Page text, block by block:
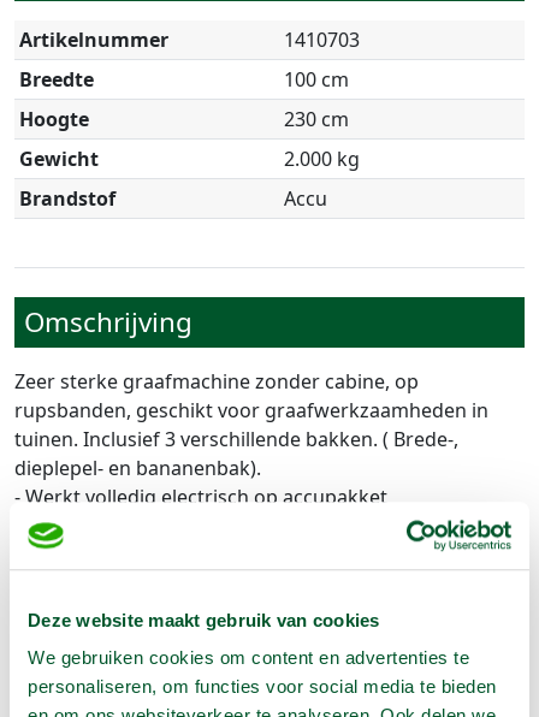
Deze website maakt gebruik van cookies
We gebruiken cookies om content en advertenties te
personaliseren, om functies voor social media te bieden
Artikelnummer
1410703
Breedte
100 cm
Hoogte
230 cm
Gewicht
2.000 kg
Brandstof
Accu
Omschrijving
Zeer sterke graafmachine zonder cabine, op
rupsbanden, geschikt voor graafwerkzaamheden in
tuinen. Inclusief 3 verschillende bakken. ( Brede-,
dieplepel- en bananenbak).
- Werkt volledig electrisch op accupakket
- Verstelbare onderwagen
- Dient door Arma bezorgd te worden
Daarbuiten is de prijs op aanvraag.
- Prijs is inclusief slijtage kosten tracks